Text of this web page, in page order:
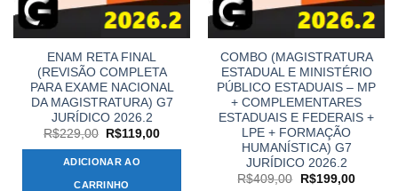
ENAM RETA FINAL
(REVISÃO COMPLETA
PARA EXAME NACIONAL
DA MAGISTRATURA) G7
JURÍDICO 2026.2
R$229,00
O
original
era:
R$229,00.
R$119,00O
ADICIONAR AO
CARRINHO
COMBO (MAGISTRATURA
ESTADUAL E MINISTÉRIO
PÚBLICO ESTADUAIS – MP
+ COMPLEMENTARES
ESTADUAIS E FEDERAIS +
LPE + FORMAÇÃO
HUMANÍSTICA) G7
JURÍDICO 2026.2
R$409,00
O
R$199,00O